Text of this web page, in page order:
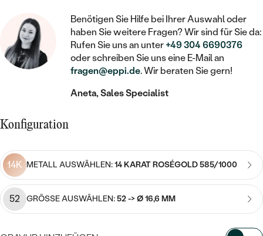
NACH PREIS
GÜNSTIG
LUXURIÖSE
FARBIGE DIAMANTEN ZUM EINFASSEN
NACH EDELSTEIN
MIT DIAMANT
MIT LAB GROWN DIAMANT
MIT MOISSANIT
MIT FARBIGEN DIAMANTEN
MIT SCHWARZEN DIAMANTEN
BROSCHEN
SCHMUCKZUBEHÖR
PLATIN
NACH STEIN
DIAMANTSCHMUCK
NACH STEIN
MIT DIAMANT
MIT EDELSTEIN
PERLENOHRRINGE
NACH PREIS
PREISWERTE
KETTEN
HERZKETTEN
MIT TIEREN
MIT EDELSTEIN
PERLENKETTEN
NACH PREIS
PERSONALISIERT
NACH EDELSTEIN
MIT DIAMANT
MIT EDELSTEIN
PERLENRINGE
NACH PREIS
PREISWERTE
Benötigen Sie Hilfe bei Ihrer Auswahl oder
haben Sie weitere Fragen? Wir sind für Sie da:
Rufen Sie uns an unter+49 304 6690376
oder schreiben Sie uns eine E-Mail an
fragen@eppi.de. Wir beraten Sie gern!
Aneta, Sales Specialist
Konfiguration
14K METALL AUSWÄHLEN:14 KARAT ROSÉGOLD 585/1000
52 GRÖSSE AUSWÄHLEN:52 -> Ø 16,6 MM